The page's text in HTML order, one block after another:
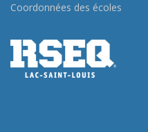
Coordonnées des écoles